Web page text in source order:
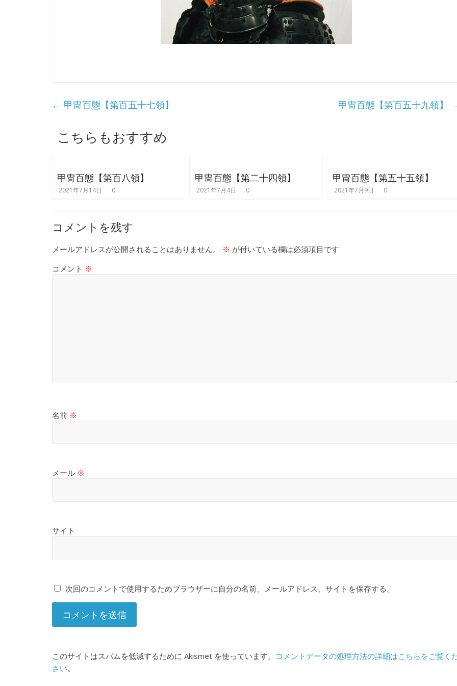
歴
究
ト
← 甲冑百態【第百五十七領】 甲冑百態【第百五十九領】
こちらもおすすめ
甲冑百態【第百八領】
2021年7月14日 0
甲冑百態【第二十四領】
2021年7月4日 0
甲冑百態【第五十五領】
2021年7月9日 0
コメントを残す
メールアドレスが公開されることはありません。 ※ が付いている欄は必須項目です
コメント ※
名前 ※
メール ※
サイト
次回のコメントで使用するためブラウザーに自分の名前、メールアドレス、サイトを保存する。
このサイトはスパムを低減するために Akismet を使っています。 コメントデータの処理方法の詳細はこちらをご覧く
さい。